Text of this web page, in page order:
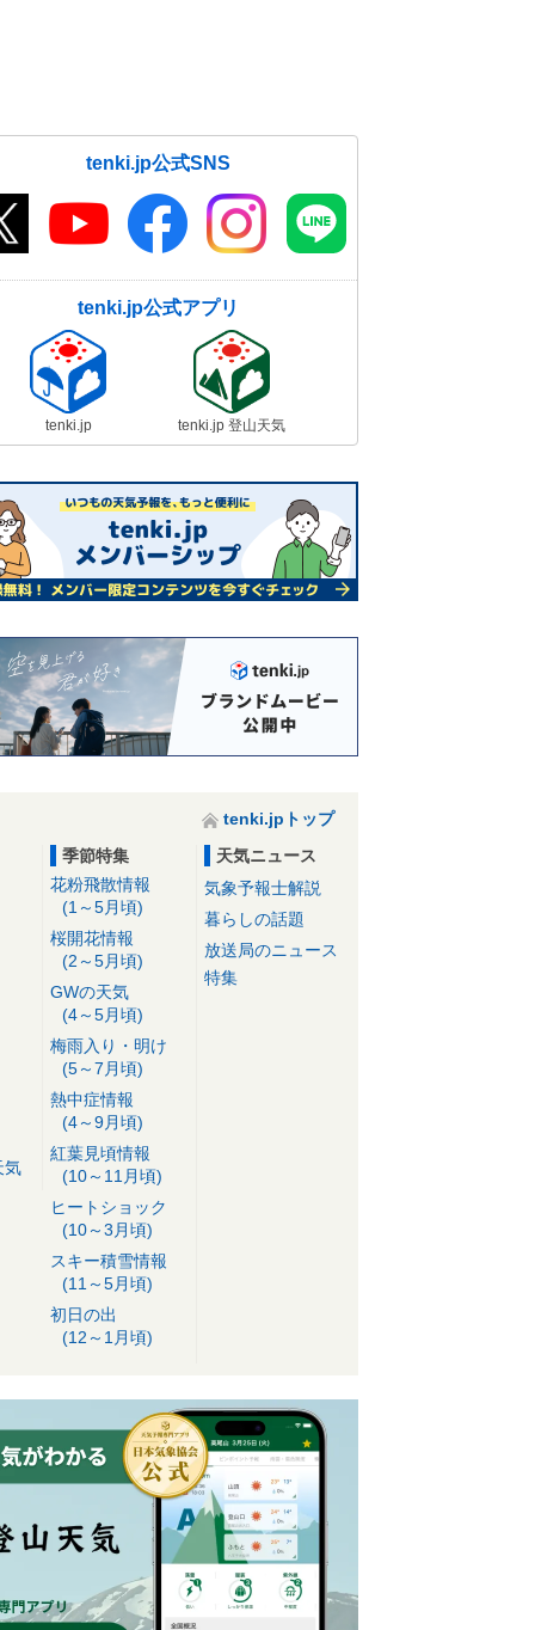
tenki.jp公式SNS
tenki.jp公式アプリ
tenki.jp tenki.jp 登山天気
tenki.jpトップ
気
季節特集
花粉飛散情報
(1～5月頃)
桜開花情報
(2～5月頃)
GWの天気
(4～5月頃)
梅雨入り・明け
(5～7月頃)
熱中症情報
(4～9月頃)
紅葉見頃情報
(10～11月頃)
ヒートショック
(10～3月頃)
スキー積雪情報
(11～5月頃)
初日の出
(12～1月頃)
天気ニュース
気象予報士解説
暮らしの話題
放送局のニュース
特集